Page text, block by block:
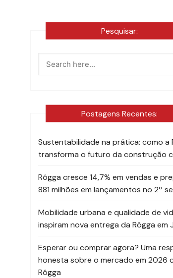
Pesquisar:
Postagens Recentes:
Sustentabilidade na prática: como a
transforma o futuro da construção
Rôgga cresce 14,7% em vendas e
881 milhões em lançamentos no 2º
Mobilidade urbana e qualidade de
inspiram nova entrega da Rôgga em
Esperar ou comprar agora? Uma
honesta sobre o mercado em 2026
Rôgga